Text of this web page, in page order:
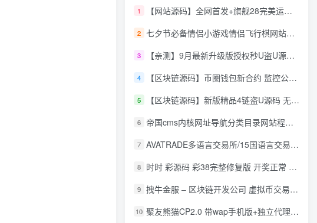
1 【网站源码】全网首发+旗舰28完美运营Java版高仿28圈+彩种丰富+机器人+眯牌
2 七夕节必备情侣小游戏情侣飞行棋网站源码
3 【亲测】9月最新升级版授权秒U盗U源码/四链盗U源码/自带提币接口
4 【区块链源码】币圈钱包新合约 监控公链转账地址 尾数模拟转账数据生成 0 U攻击带安装说明
5 【区块链源码】新版精品4链盗U源码 无限开代理模式 后台 代理数据可看 包含搭建教程
6 帝国cms内核网址导航分类目录网站程序源码
7 AVATRADE多语言交易所/15国语言交易所/合约交易/期权交易/币币交易/申购/矿机/风控/前端wap/pc纯源码/带搭建教程
8 时时 彩源码 彩38完整修复版 开奖正常 带手机wap
9 拽牛金服 – 区块链开发公司 虚拟币交易系统 虚拟币交易平台开发 虚拟币ico众
10 聚友熊猫CP2.0 带wap手机版+独立代理后台+整站打包全开源